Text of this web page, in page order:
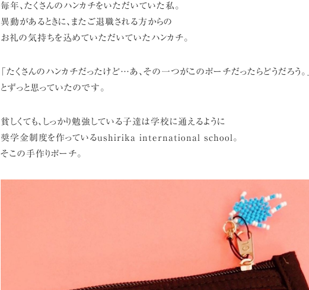
毎年、たくさんのハンカチをいただいていた私。
異動があるときに、またご退職される方からの
お礼の気持ちを込めていただいていたハンカチ。
「たくさんのハンカチだったけど…あ、その一つがこのポーチだったらどうだろう。」
とずっと思っていたのです。
貧しくても、しっかり勉強している子達は学校に通えるように
奨学金制度を作っているushirika international school。
そこの手作りポーチ。